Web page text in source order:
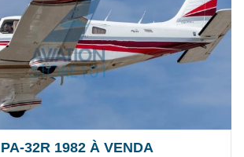
32R 1982 À VENDA